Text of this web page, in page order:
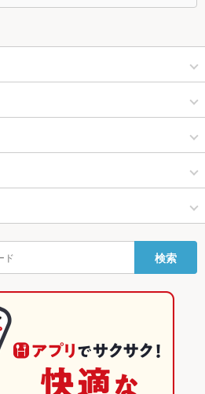
3000円以下の飲み放題コース、3000円～
コース、4000円～5000円の飲み放題コース
ル
イニングバー・バル
ペインバル・イタリアンバール
ル
リアンバール
食
ンバール
ル
リアンバール
ランキング
アンバールランキング
グルメランキング
イニングバー・バルランキング
検索